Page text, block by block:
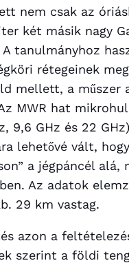
nem csak az
két másik nagy
A tanulmányhoz
rétegeinek
mellett, a műszer
MWR hat
9,6 GHz és 22
lehetővé vált,
a jégpáncél alá,
Az adatok
29 km vastag.
azon a
szerint a földi